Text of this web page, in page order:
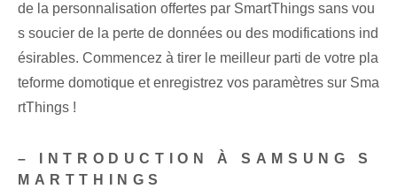
de la personnalisation offertes par SmartThings‍ sans vou
s soucier de la perte de données ou des modifications ind
ésirables⁢. Commencez à tirer le meilleur parti de votre pla
teforme domotique et enregistrez vos paramètres sur Sma
rtThings !
– INTRODUCTION À SAMSUNG S
MARTTHINGS